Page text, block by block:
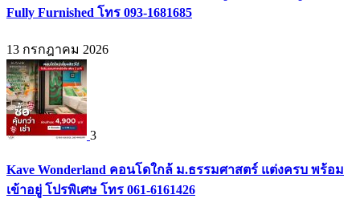
Fully Furnished โทร 093-1681685
13 กรกฎาคม 2026
3
Kave Wonderland คอนโดใกล้ ม.ธรรมศาสตร์ แต่งครบ พร้อม
เข้าอยู่ โปรพิเศษ โทร 061-6161426